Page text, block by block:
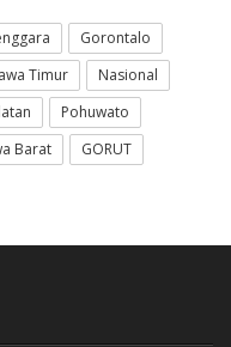
Gorontalo
Timur
Nasional
Pohuwato
Barat
GORUT